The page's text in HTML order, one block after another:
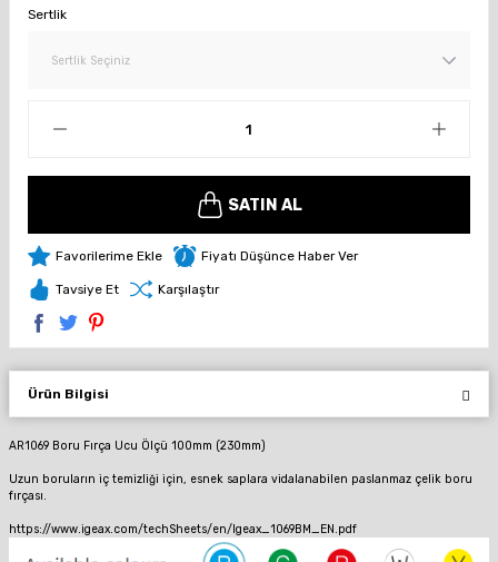
Sertlik
SATIN AL
Fiyatı Düşünce Haber Ver
Tavsiye Et Karşılaştır
Ürün Bilgisi
AR1069 Boru Fırça Ucu Ölçü 100mm (230mm)
Uzun boruların iç temizliği için, esnek saplara vidalanabilen paslanmaz çelik boru
fırçası.
https://www.igeax.com/techSheets/en/Igeax_1069BM_EN.pdf